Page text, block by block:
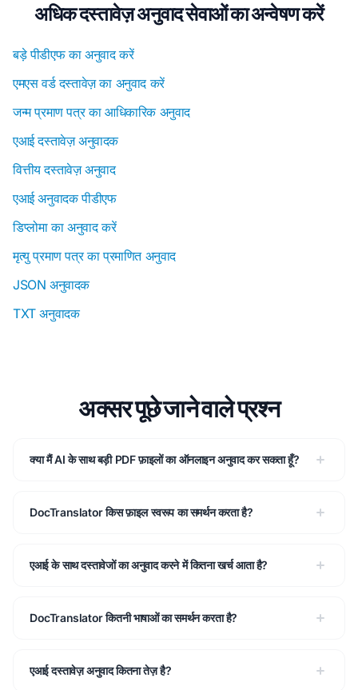
अधिक दस्तावेज़ अनुवाद सेवाओं का अन्वेषण करें
बड़े पीडीएफ का अनुवाद करें
एमएस वर्ड दस्तावेज़ का अनुवाद करें
जन्म प्रमाण पत्र का आधिकारिक अनुवाद
एआई दस्तावेज़ अनुवादक
वित्तीय दस्तावेज़ अनुवाद
एआई अनुवादक पीडीएफ
डिप्लोमा का अनुवाद करें
मृत्यु प्रमाण पत्र का प्रमाणित अनुवाद
JSON अनुवादक
TXT अनुवादक
अक्सर पूछे जाने वाले प्रश्न
क्या मैं AI के साथ बड़ी PDF फ़ाइलों का ऑनलाइन अनुवाद कर सकता हूँ?
DocTranslator किस फ़ाइल स्वरूप का समर्थन करता है?
एआई के साथ दस्तावेजों का अनुवाद करने में कितना खर्च आता है?
DocTranslator कितनी भाषाओं का समर्थन करता है?
एआई दस्तावेज़ अनुवाद कितना तेज़ है?